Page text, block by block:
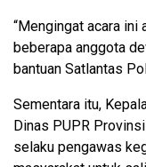
“Mengingat acara ini
beberapa anggota
bantuan Satlantas
Sementara itu,
Dinas PUPR
selaku pengawas